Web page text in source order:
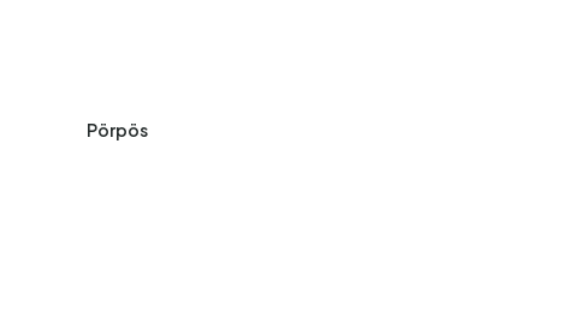
Pörpös